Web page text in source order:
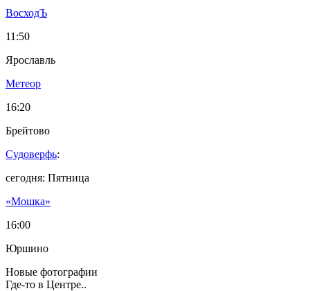
ВосходЪ
11:50
Ярославль
Метеор
16:20
Брейтово
Судоверфь:
сегодня: Пятница
«Мошка»
16:00
Юршино
Новые фотографии
Где-то в Центре..